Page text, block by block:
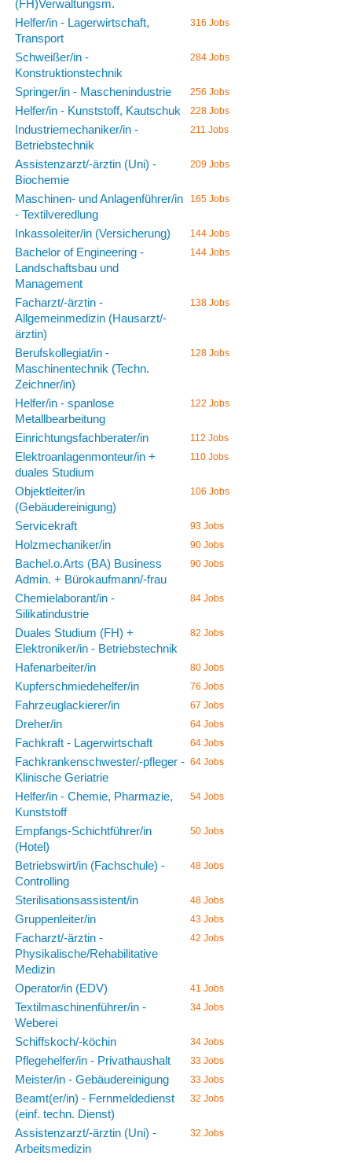
(FH)Verwaltungsm.
Helfer/in - Lagerwirtschaft,
Transport
316 Jobs
Schweißer/in -
Konstruktionstechnik
284 Jobs
Springer/in - Maschenindustrie 256 Jobs
Helfer/in - Kunststoff, Kautschuk 228 Jobs
Industriemechaniker/in -
Betriebstechnik
211 Jobs
Assistenzarzt/-ärztin (Uni) -
Biochemie
209 Jobs
Maschinen- und Anlagenführer/in
- Textilveredlung
165 Jobs
Inkassoleiter/in (Versicherung) 144 Jobs
Bachelor of Engineering -
Landschaftsbau und
Management
144 Jobs
Facharzt/-ärztin -
Allgemeinmedizin (Hausarzt/-
ärztin)
138 Jobs
Berufskollegiat/in -
Maschinentechnik (Techn.
Zeichner/in)
128 Jobs
Helfer/in - spanlose
Metallbearbeitung
122 Jobs
Einrichtungsfachberater/in 112 Jobs
Elektroanlagenmonteur/in +
duales Studium
110 Jobs
Objektleiter/in
(Gebäudereinigung)
106 Jobs
Servicekraft 93 Jobs
Holzmechaniker/in 90 Jobs
Bachel.o.Arts (BA) Business
Admin. + Bürokaufmann/-frau
90 Jobs
Chemielaborant/in -
Silikatindustrie
84 Jobs
Duales Studium (FH) +
Elektroniker/in - Betriebstechnik
82 Jobs
Hafenarbeiter/in 80 Jobs
Kupferschmiedehelfer/in 76 Jobs
Fahrzeuglackierer/in 67 Jobs
Dreher/in 64 Jobs
Fachkraft - Lagerwirtschaft 64 Jobs
Fachkrankenschwester/-pfleger -
Klinische Geriatrie
64 Jobs
Helfer/in - Chemie, Pharmazie,
Kunststoff
54 Jobs
Empfangs-Schichtführer/in
(Hotel)
50 Jobs
Betriebswirt/in (Fachschule) -
Controlling
48 Jobs
Sterilisationsassistent/in 48 Jobs
Gruppenleiter/in 43 Jobs
Facharzt/-ärztin -
Physikalische/Rehabilitative
Medizin
42 Jobs
Operator/in (EDV) 41 Jobs
Textilmaschinenführer/in -
Weberei
34 Jobs
Schiffskoch/-köchin 34 Jobs
Pflegehelfer/in - Privathaushalt 33 Jobs
Meister/in - Gebäudereinigung 33 Jobs
Beamt(er/in) - Fernmeldedienst
(einf. techn. Dienst)
32 Jobs
Assistenzarzt/-ärztin (Uni) -
Arbeitsmedizin
32 Jobs